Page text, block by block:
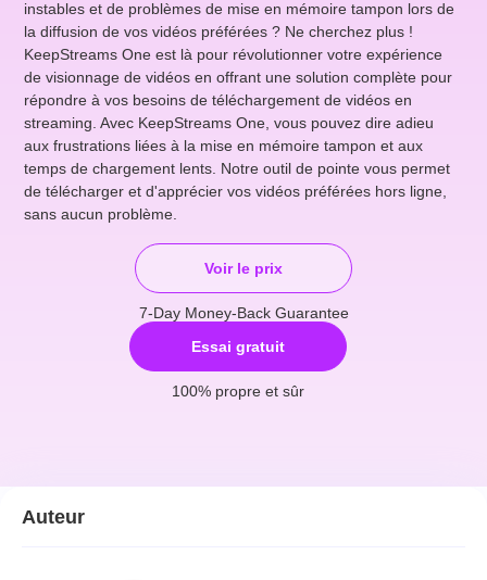
instables et de problèmes de mise en mémoire tampon lors de
la diffusion de vos vidéos préférées ? Ne cherchez plus !
KeepStreams One est là pour révolutionner votre expérience
de visionnage de vidéos en offrant une solution complète pour
répondre à vos besoins de téléchargement de vidéos en
streaming. Avec KeepStreams One, vous pouvez dire adieu
aux frustrations liées à la mise en mémoire tampon et aux
temps de chargement lents. Notre outil de pointe vous permet
de télécharger et d'apprécier vos vidéos préférées hors ligne,
sans aucun problème.
Essai gratuit
100% propre et sûr
Voir le prix
7-Day Money-Back Guarantee
Auteur